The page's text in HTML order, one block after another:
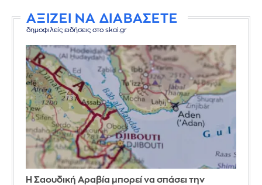
ΑΞΙΖΕΙ ΝΑ ΔΙΑΒΑΣΕΤΕ
δημοφιλείς ειδήσεις στο skai.gr
Η Σαουδική Αραβία μπορεί να σπάσει την